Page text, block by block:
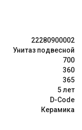
22280900002
Унитаз подвесной
700
360
365
5 лет
D-Code
Керамика